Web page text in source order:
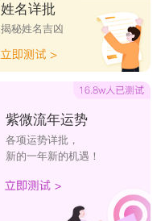
姓名详批
揭秘姓名吉凶
紫微流年运势
各项运势详批，
新的一年新的机遇！